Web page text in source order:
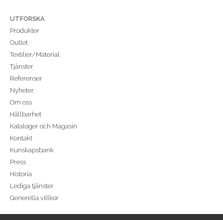
UTFORSKA
Produkter
Outlet
Textilier/Material
Tjänster
Referenser
Nyheter
Om oss
Hållbarhet
Kataloger och Magasin
Kontakt
Kunskapsbank
Press
Historia
Lediga tjänster
Generella villkor